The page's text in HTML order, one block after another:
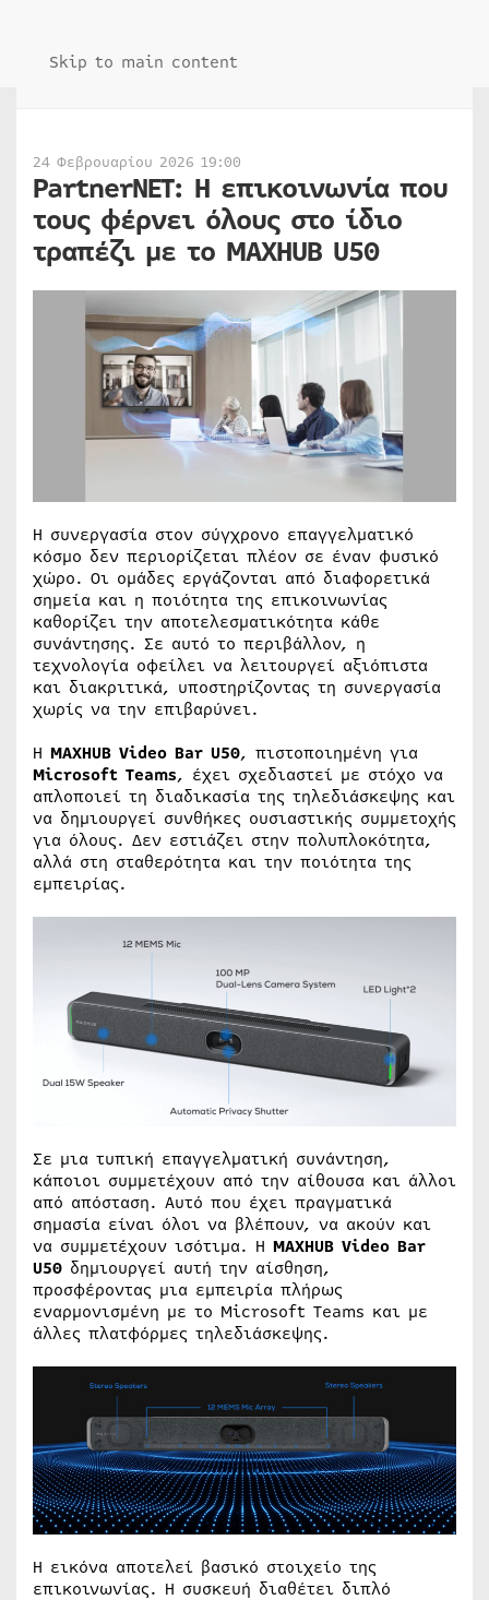
Skip to main content
24 Φεβρουαρίου 2026 19:00
PartnerNET: Η επικοινωνία που
τους φέρνει όλους στο ίδιο
τραπέζι με το MAXHUB U50
Η συνεργασία στον σύγχρονο επαγγελματικό
κόσμο δεν περιορίζεται πλέον σε έναν φυσικό
χώρο. Οι ομάδες εργάζονται από διαφορετικά
σημεία και η ποιότητα της επικοινωνίας
καθορίζει την αποτελεσματικότητα κάθε
συνάντησης. Σε αυτό το περιβάλλον, η
τεχνολογία οφείλει να λειτουργεί αξιόπιστα
και διακριτικά, υποστηρίζοντας τη συνεργασία
χωρίς να την επιβαρύνει.
Η MAXHUB Video Bar U50, πιστοποιημένη για
Microsoft Teams, έχει σχεδιαστεί με στόχο να
απλοποιεί τη διαδικασία της τηλεδιάσκεψης και
να δημιουργεί συνθήκες ουσιαστικής συμμετοχής
για όλους. Δεν εστιάζει στην πολυπλοκότητα,
αλλά στη σταθερότητα και την ποιότητα της
εμπειρίας.
Σε μια τυπική επαγγελματική συνάντηση,
κάποιοι συμμετέχουν από την αίθουσα και άλλοι
από απόσταση. Αυτό που έχει πραγματικά
σημασία είναι όλοι να βλέπουν, να ακούν και
να συμμετέχουν ισότιμα. Η MAXHUB Video Bar
U50 δημιουργεί αυτή την αίσθηση,
προσφέροντας μια εμπειρία πλήρως
εναρμονισμένη με το Microsoft Teams και με
άλλες πλατφόρμες τηλεδιάσκεψης.
Η εικόνα αποτελεί βασικό στοιχείο της
επικοινωνίας. Η συσκευή διαθέτει διπλό